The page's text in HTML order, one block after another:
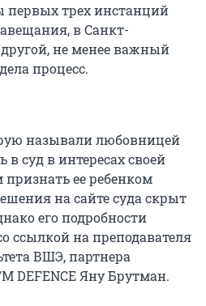
первых трех инстанций
в Санкт-
другой, не менее важный
процесс.
называли любовницей
в суд в интересах своей
ее ребенком
на сайте суда скрыт
его подробности
ссылкой на преподавателя
ВШЭ, партнера
DEFENCE Яну Брутман.